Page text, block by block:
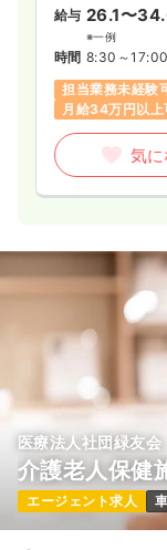
給与 26.1〜
※一例
時間 8:30～17:00
担当業務未経験
月給34万円以上
気に
医療法人社団緑友会
介護老人保健
エージェント求人